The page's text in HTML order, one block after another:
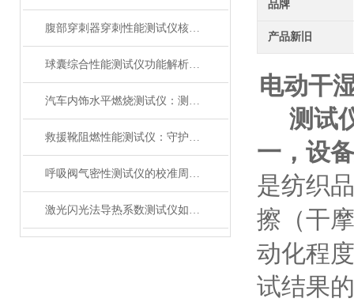
腹部穿刺器穿刺性能测试仪核心测试指标：穿刺力、峰值力、穿透力解析
球囊综合性能测试仪功能解析：额定爆破压（RBP）、顺应性、疲劳强度
汽车内饰水平燃烧测试仪：测试步骤、试样制备与结果判读
救援靴阻燃性能测试仪：守护救援人员足部安全的检测装备
呼吸阀气密性测试仪的校准周期与重要性
激光闪光法导热系数测试仪如何征服极端温度下的材料测试？
品牌
产品新旧
电动干
测试
一， 设
是纺织
擦（干
动化程
试结果的